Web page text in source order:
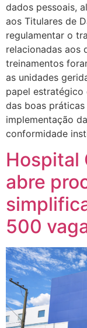
dados pessoais,
aos Titulares de
regulamentar o
relacionadas aos
treinamentos
as unidades
papel estratégico
das boas
implementação
conformidade
Hospital
abre
500